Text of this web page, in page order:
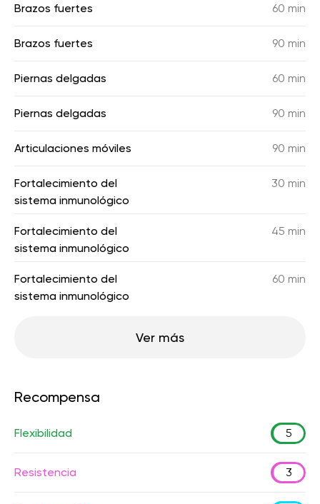
Brazos fuertes 60 min
Brazos fuertes 90 min
Piernas delgadas 60 min
Piernas delgadas 90 min
Articulaciones móviles 90 min
Fortalecimiento del
sistema inmunológico
30 min
Fortalecimiento del
sistema inmunológico
45 min
Fortalecimiento del
sistema inmunológico
60 min
Ver más
Recompensa
Flexibilidad 5
Resistencia 3